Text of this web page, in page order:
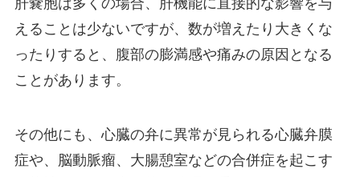
肝嚢胞は多くの場合、肝機能に直接的な影響を与
えることは少ないですが、数が増えたり大きくな
ったりすると、腹部の膨満感や痛みの原因となる
ことがあります。
その他にも、心臓の弁に異常が見られる心臓弁膜
症や、脳動脈瘤、大腸憩室などの合併症を起こす